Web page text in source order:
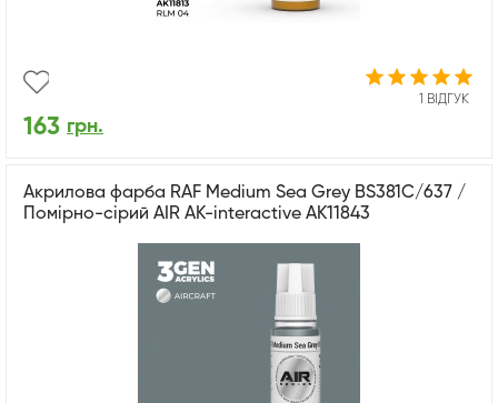
1 ВІДГУК
163 грн.
Акрилова фарба RAF Medium Sea Grey BS381C/637 /
Помірно-сірий AIR АК-interactive AK11843